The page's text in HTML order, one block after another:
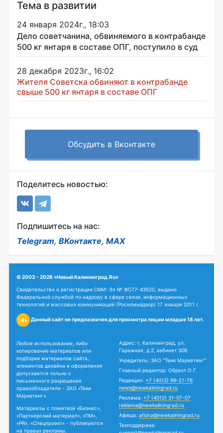
Тема в развитии
24 января 2024г., 18:03
Дело советчанина, обвиняемого в контрабанде
500 кг янтаря в составе ОПГ, поступило в суд
28 декабря 2023г., 16:02
Жителя Советска обвиняют в контрабанде
свыше 500 кг янтаря в составе ОПГ
Обсудить в Вконтакте
Поделитесь новостью:
Подпишитесь на нас:
Telegram, ВКонтакте, MAX
© 2003 - 2026 «Новый Калининград.Ru»
Свидетельство о регистрации СМИ: Эл № ФС77-43520, выдано
Федеральной службой по надзору в сфере связи, информационных
технологий и массовых коммуникаций (Роскомнадзор) 17 января 2011 г.
18+ Данный сайт не предназначен для просмотра лицам младше 18 лет.
Любое использование, либо
копирование материалов или
подборки материалов сайта,
элементов дизайна и оформления
допускается только с
письменного разрешения
правообладателя - ЗАО «Твик
Маркетинг».
Материалы с пометкой «Бизнес»,
«Партнерский материал», «ПМ»,
«PR», «Спецпроект» - публикуются
на правах рекламы.
Адрес: г. Калининград, ул.
Гаражная, д.2, кабинет 308
Учредитель: ЗАО "Твик Маркетинг"
Главный редактор: Обрехт О.Г.
Редакция: +7 (4012) 99-21-76
news@newkaliningrad.ru
Реклама: +7 (4012) 31-07-07
reklama@newkaliningrad.ru
Афиша: afisha@newkaliningrad.ru
Техподдержка: